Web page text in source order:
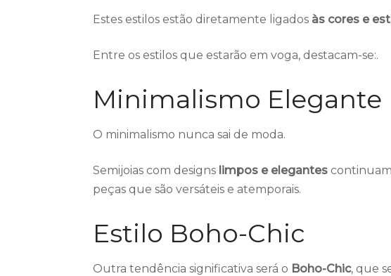
Estes estilos estão diretamente ligados às cores e
Entre os estilos que estarão em voga, destacam-se:.
Minimalismo Elegante
O minimalismo nunca sai de moda.
Semijoias com designs limpos e elegantes
peças que são versáteis e atemporais.
Estilo Boho-Chic
Outra tendência significativa será o Boho-Chic, que